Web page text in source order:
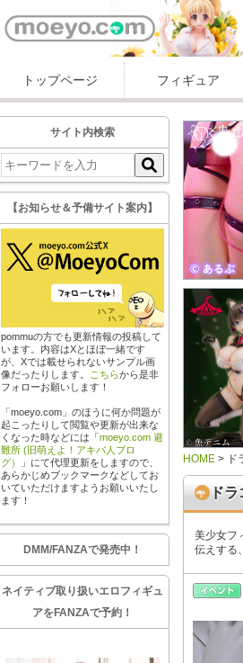
トップページ フィギュア
サイト内検索
【お知らせ＆予備サイト案内】
pommuの方でも更新情報の投稿して
います。内容はXとほぼ一緒です
が、Xでは載せられないサンプル画
像だったりします。
こちらから是非
フォローお願いします！
「moeyo.com」のほうに何か問題が
起こったりして閲覧や更新が出来な
くなった時などには「moeyo.com 避
難所 (旧萌えよ！アキバ人ブロ
グ）
」にて代理更新をしますので、
あらかじめブックマークなどしてお
いていただけますようお願いいたし
ます！
DMM/FANZAで発売中！
ネイティブ取り扱いエロフィギュ
アをFANZAで予約！
HOME > ド
ド
美少女フ
伝えする